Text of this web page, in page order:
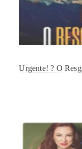
Urgente! ? O